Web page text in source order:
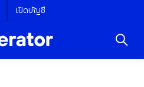
เปิดบัญชี